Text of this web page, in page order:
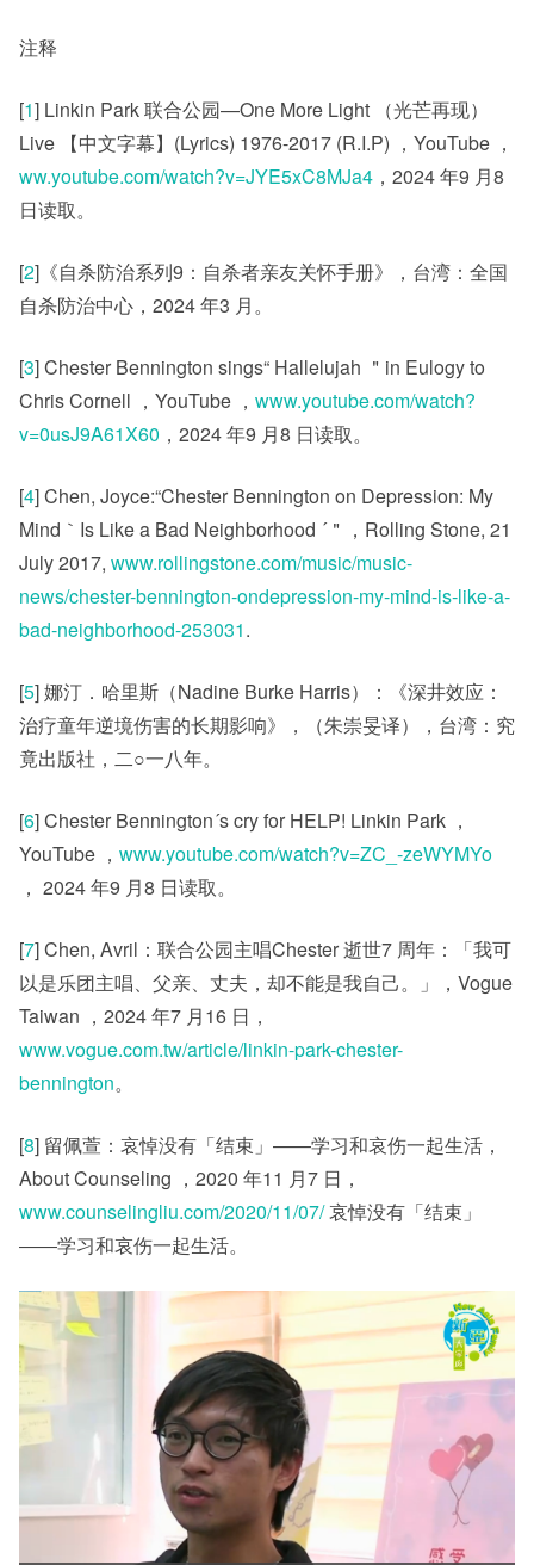
️注释
[1] Linkin Park 联合公园—One More Light （光芒再现）
Live 【中文字幕】(Lyrics) 1976-2017 (R.I.P) ，YouTube ，
ww.youtube.com/watch?v=JYE5xC8MJa4 ，2024 年9 月8
日读取。
[2]《自杀防治系列9：自杀者亲友关怀手册》，台湾：全国
自杀防治中心，2024 年3 月。
[3] Chester Bennington sings“ Hallelujah ＂in Eulogy to
Chris Cornell ，YouTube ， www.youtube.com/watch?
v=0usJ9A61X60 ，2024 年9 月8 日读取。
[4] Chen, Joyce:“Chester Bennington on Depression: My
Mind｀Is Like a Bad Neighborhood ´＂，Rolling Stone, 21
July 2017, www.rollingstone.com/music/music-
news/chester-bennington-ondepression-my-mind-is-like-a-
bad-neighborhood-253031.
[5] 娜汀．哈里斯（Nadine Burke Harris）：《深井效应：
治疗童年逆境伤害的长期影响》，（朱崇旻译），台湾：究
竟出版社，二○一八年。
[6] Chester Bennington´s cry for HELP! Linkin Park ，
YouTube ， www.youtube.com/watch?v=ZC_-zeWYMYo
， 2024 年9 月8 日读取。
[7] Chen, Avril：联合公园主唱Chester 逝世7 周年：「我可
以是乐团主唱、父亲、丈夫，却不能是我自己。」，Vogue
Taiwan ，2024 年7 月16 日，
www.vogue.com.tw/article/linkin-park-chester-
bennington。
[8] 留佩萱：哀悼没有「结束」——学习和哀伤一起生活，
About Counseling ，2020 年11 月7 日，
www.counselingliu.com/2020/11/07/哀悼没有「结束」
――学习和哀伤一起生活。